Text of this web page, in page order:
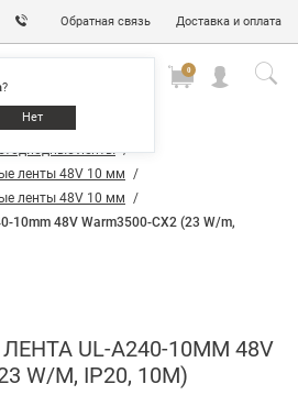
?
Нет
Обратная связь Доставка и оплата
0
ленты
ленты 48V 10 мм
ленты 48V 10 мм
10mm 48V Warm3500-CX2 (23 W/m,
UL-A240-10MM 48V
W/M, IP20, 10M)